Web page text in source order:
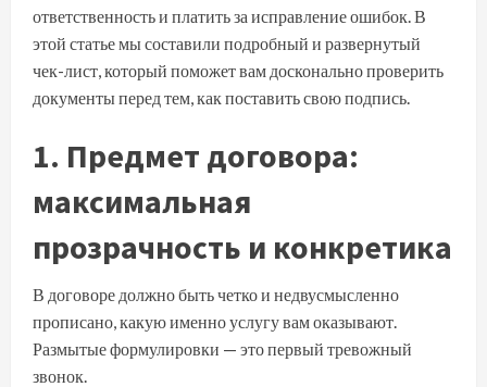
ответственность и платить за исправление ошибок. В
этой статье мы составили подробный и развернутый
чек-лист, который поможет вам досконально проверить
документы перед тем, как поставить свою подпись.
1. Предмет договора:
максимальная
прозрачность и конкретика
В договоре должно быть четко и недвусмысленно
прописано, какую именно услугу вам оказывают.
Размытые формулировки — это первый тревожный
звонок.